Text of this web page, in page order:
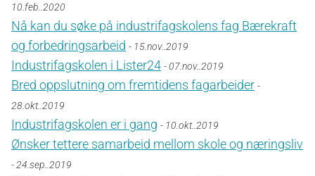
10.feb..2020
Nå kan du søke på industrifagskolens fag Bærekraft
og forbedringsarbeid - 15.nov..2019
Industrifagskolen i Lister24 - 07.nov..2019
Bred oppslutning om fremtidens fagarbeider -
28.okt..2019
Industrifagskolen er i gang - 10.okt..2019
Ønsker tettere samarbeid mellom skole og næringsliv
- 24.sep..2019